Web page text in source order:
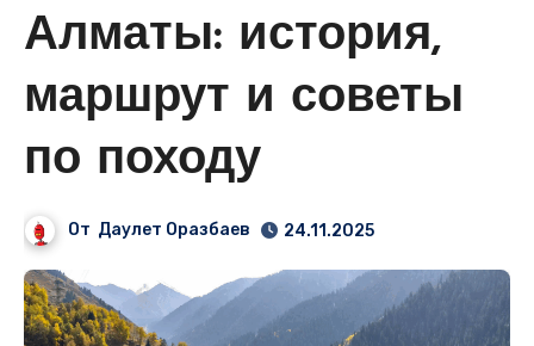
Алматы: история,
маршрут и советы
по походу
От Даулет Оразбаев 24.11.2025